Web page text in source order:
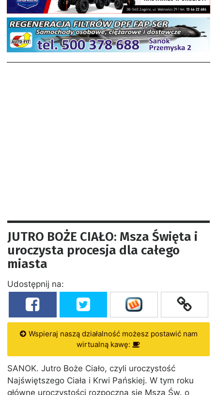
JUTRO BOŻE CIAŁO: Msza Święta i
uroczysta procesja dla całego
miasta
Udostępnij na:
Wspieraj naszą działalność możesz postawić nam
wirtualną kawę:
SANOK. Jutro Boże Ciało, czyli uroczystość
Najświętszego Ciała i Krwi Pańskiej. W tym roku
główne uroczystości rozpoczną się Mszą Św. o